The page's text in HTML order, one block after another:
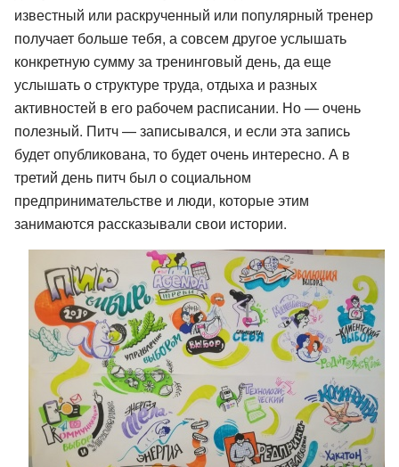
известный или раскрученный или популярный тренер
получает больше тебя, а совсем другое услышать
конкретную сумму за тренинговый день, да еще
услышать о структуре труда, отдыха и разных
активностей в его рабочем расписании. Но — очень
полезный. Питч — записывался, и если эта запись
будет опубликована, то будет очень интересно. А в
третий день питч был о социальном
предпринимательстве и люди, которые этим
занимаются рассказывали свои истории.